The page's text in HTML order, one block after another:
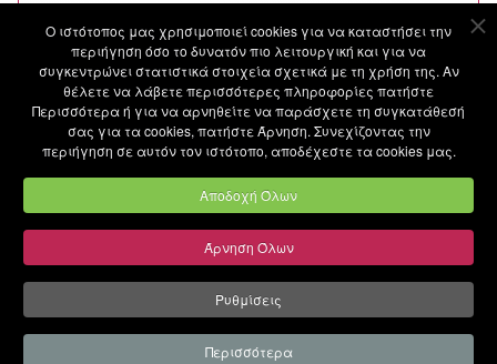
Ο ιστότοπoς μας χρησιμοποιεί cookies για να καταστήσει την
περιήγηση όσο το δυνατόν πιο λειτουργική και για να
συγκεντρώνει στατιστικά στοιχεία σχετικά με τη χρήση της. Αν
θέλετε να λάβετε περισσότερες πληροφορίες πατήστε
Περισσότερα ή για να αρνηθείτε να παράσχετε τη συγκατάθεσή
σας για τα cookies, πατήστε Άρνηση. Συνεχίζοντας την
περιήγηση σε αυτόν τον ιστότοπο, αποδέχεστε τα cookies μας.
Αποδοχή Όλων
Άρνηση Όλων
Ρυθμίσεις
Περισσότερα
SOCIAL
FACEBOOK
INSTAGRAM
LINKEDIN
YOUTUBE
ΧΡΗΣΙΜΑ LINKS
ΥΠΗΡΕΣΙΕΣ
ΙΑΤΡΟΙ
ΑΝΑΚΟΙΝΩΣΕΙΣ
MEDIA
BLOG
ΕΠΙΚΟΙΝΩΝΙΑ
ΤΙΜΟΚΑΤΑΛΟΓΟΣ
METROPOLITAN GENERAL